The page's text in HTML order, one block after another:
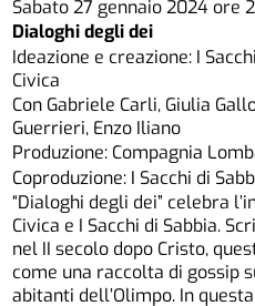
Sabato 27 gennaio 2024 ore
Dialoghi degli dei
Ideazione e creazione: I
Civica
Con Gabriele Carli, Giulia
Guerrieri, Enzo Iliano
Produzione: Compagnia
Coproduzione: I Sacchi di
“Dialoghi degli dei” celebra
Civica e I Sacchi di Sabbia.
nel II secolo dopo Cristo,
come una raccolta di gossip
abitanti dell’Olimpo. In